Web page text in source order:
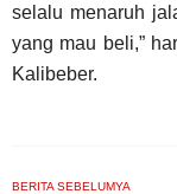
selalu menaruh
yang mau beli,”
Kalibeber.
BERITA SEBELUMYA